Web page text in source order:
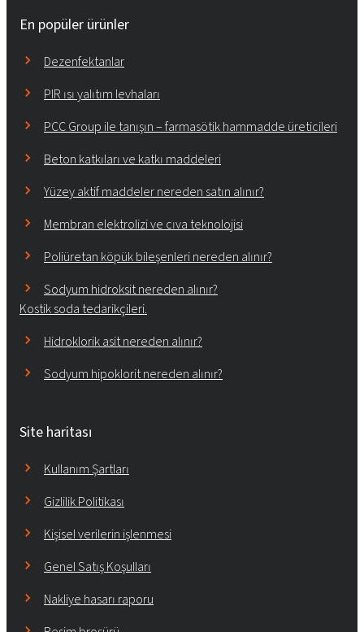
En popüler ürünler
Dezenfektanlar
PIR ısı yalıtım levhaları
PCC Group ile tanışın – farmasötik hammadde üreticileri
Beton katkıları ve katkı maddeleri
Yüzey aktif maddeler nereden satın alınır?
Membran elektrolizi ve cıva teknolojisi
Poliüretan köpük bileşenleri nereden alınır?
Sodyum hidroksit nereden alınır?
Kostik soda tedarikçileri.
Hidroklorik asit nereden alınır?
Sodyum hipoklorit nereden alınır?
Site haritası
Kullanım Şartları
Gizlilik Politikası
Kişisel verilerin işlenmesi
Genel Satış Koşulları
Nakliye hasarı raporu